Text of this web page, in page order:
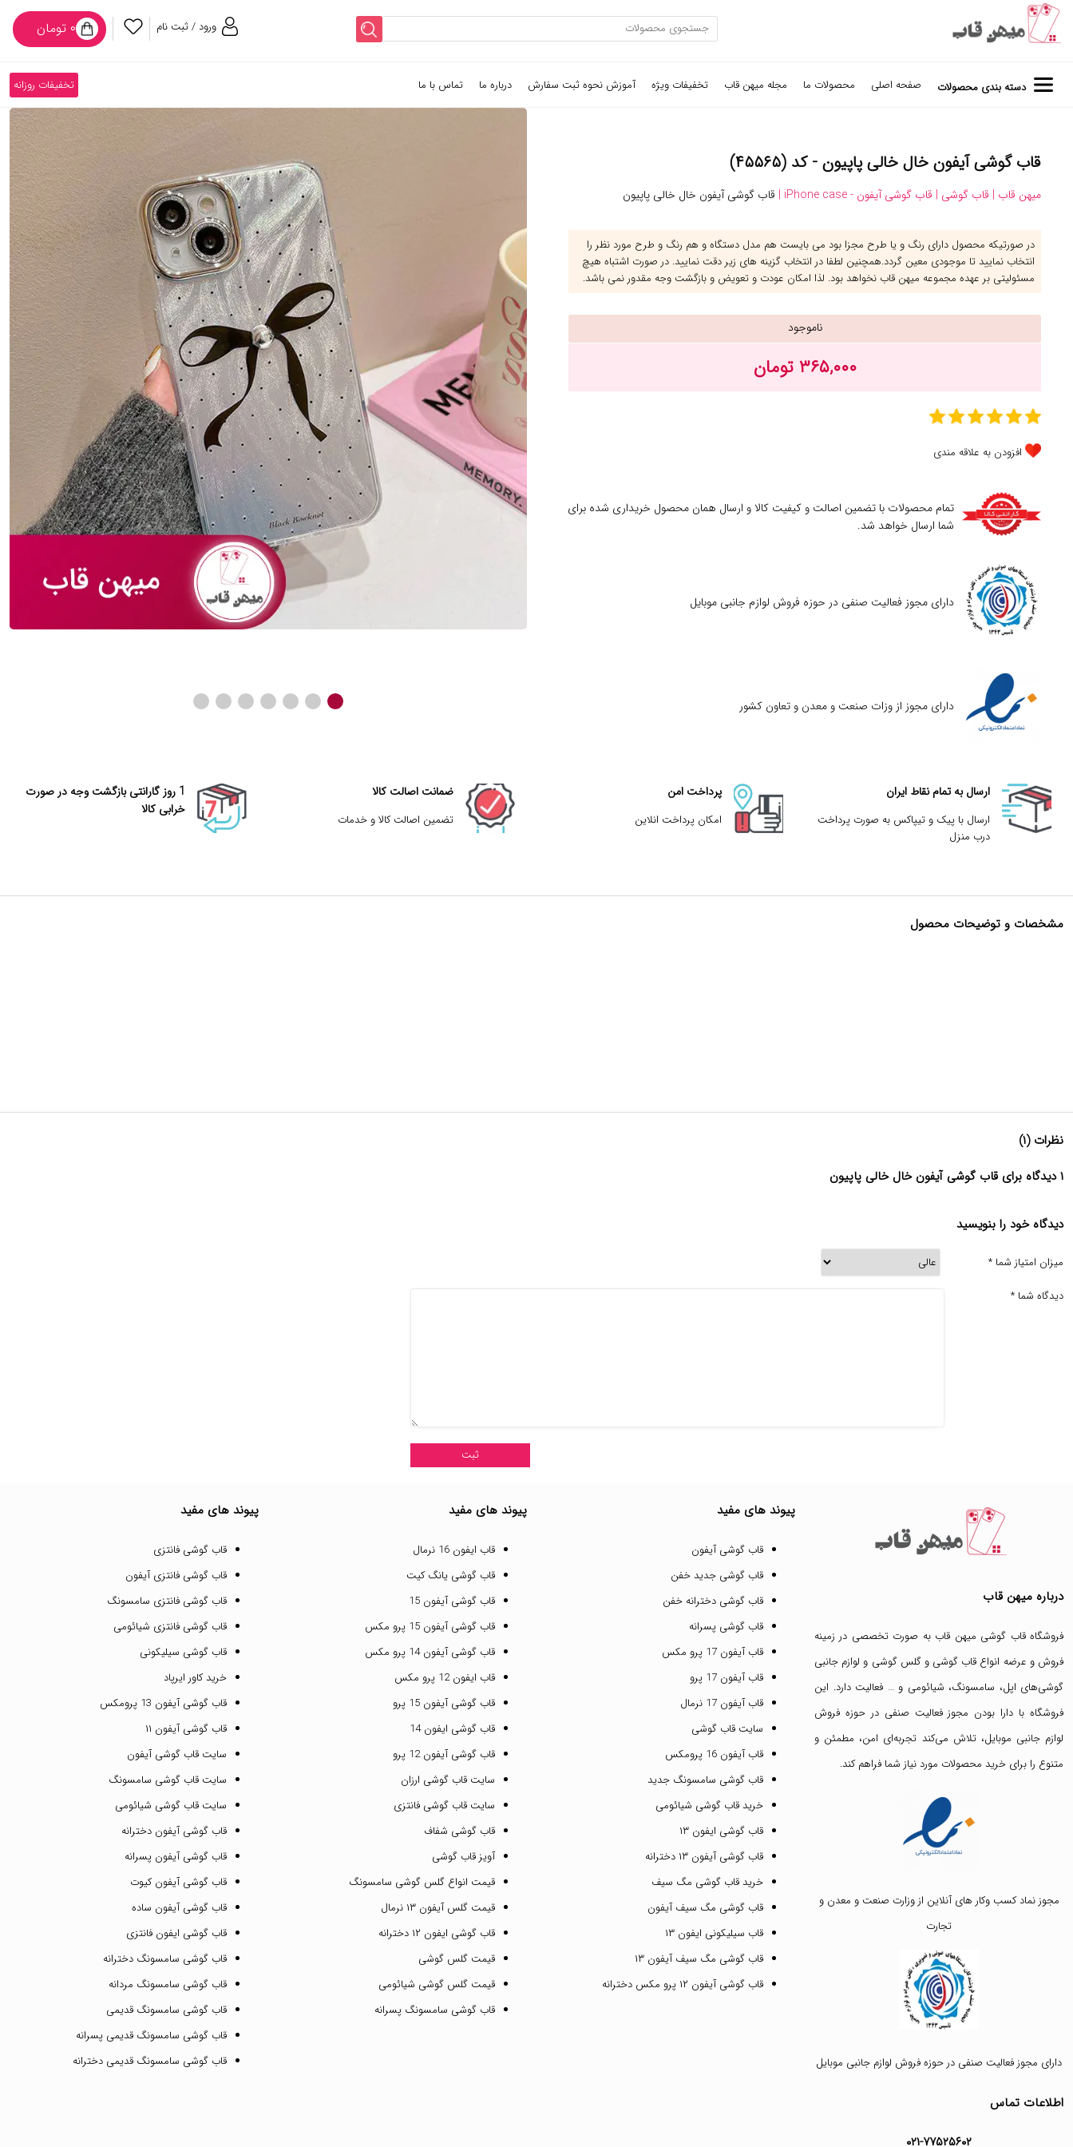
ورود / ثبت نام ۰ تومان
دسته بندی محصولات صفحه اصلی محصولات ما مجله میهن قاب تخفیفات ویژه آموزش نحوه ثبت سفارش درباره ما تماس با ما تخفیفات روزانه
قاب گوشی آیفون خال خالی پاپیون - کد (۴۵۵۶۵)
میهن قاب | قاب گوشی | قاب گوشی آیفون - iPhone case | قاب گوشی آیفون خال خالی پاپیون
در صورتیکه محصول دارای رنگ و یا طرح مجزا بود می بایست هم مدل دستگاه و هم رنگ و طرح مورد نظر را
انتخاب نمایید تا موجودی معین گردد.همچنین لطفا در انتخاب گزینه های زیر دقت نمایید. در صورت اشتباه هیچ
مسئولیتی بر عهده مجموعه میهن قاب نخواهد بود. لذا امکان عودت و تعویض و بازگشت وجه مقدور نمی باشد.
ناموجود
۳۶۵,۰۰۰ تومان
افزودن به علاقه مندی
تمام محصولات با تضمین اصالت و کیفیت کالا و ارسال همان محصول خریداری شده برای
شما ارسال خواهد شد.
دارای مجوز فعالیت صنفی در حوزه فروش لوازم جانبی موبایل
دارای مجوز از وزات صنعت و معدن و تعاون کشور
ارسال به تمام نقاط ایران
ارسال با پیک و تیپاکس به صورت پرداخت
درب منزل
پرداخت امن
امکان پرداخت انلاین
ضمانت اصالت کالا
تضمین اصالت کالا و خدمات
1 روز گارانتی بازگشت وجه در صورت
خرابی کالا
مشخصات و توضیحات محصول
نظرات (۱)
۱ دیدگاه برای قاب گوشی آیفون خال خالی پاپیون
دیدگاه خود را بنویسید
میزان امتیاز شما *
دیدگاه شما *
درباره میهن قاب
فروشگاه قاب گوشی میهن قاب به صورت تخصصی در زمینه
فروش و عرضه انواع قاب گوشی وگلس گوشی و لوازم جانبی
گوشی‌های اپل، سامسونگ، شیائومی و … فعالیت دارد. این
فروشگاه با دارا بودن مجوز فعالیت صنفی در حوزه فروش
لوازم جانبی موبایل، تلاش می‌کند تجربه‌ای امن، مطمئن و
متنوع را برای خرید محصولات مورد نیاز شما فراهم کند.
مجوز نماد کسب وکار های آنلاین از وزارت صنعت و معدن و
تجارت
دارای مجوز فعالیت صنفی در حوزه فروش لوازم جانبی موبایل
اطلاعات تماس
۰۲۱-۷۷۵۲۵۶۰۲
پیوند های مفید
قاب گوشی آیفون
قاب گوشی جدید خفن
قاب گوشی دخترانه خفن
قاب گوشی پسرانه
قاب آیفون 17 پرو مکس
قاب آیفون 17 پرو
قاب آیفون 17 نرمال
سایت قاب گوشی
قاب آیفون 16 پرومکس
قاب گوشی سامسونگ جدید
خرید قاب گوشی شیائومی
قاب گوشی ایفون ۱۳
قاب گوشی آیفون ۱۳ دخترانه
خرید قاب گوشی مگ سیف
قاب گوشی مگ سیف آیفون
قاب سیلیکونی ایفون ۱۳
قاب گوشی مگ سیف آیفون ۱۳
قاب گوشی آیفون ۱۲ پرو مکس دخترانه
پیوند های مفید
قاب ایفون 16 نرمال
قاب گوشی یانگ کیت
قاب گوشی آیفون 15
قاب گوشی آیفون 15 پرو مکس
قاب گوشی آیفون 14 پرو مکس
قاب ایفون 12 پرو مکس
قاب گوشی آیفون 15 پرو
قاب گوشی ایفون 14
قاب گوشی آیفون 12 پرو
سایت قاب گوشی ارزان
سایت قاب گوشی فانتزی
قاب گوشی شفاف
آویز قاب گوشی
قیمت انواع گلس گوشی سامسونگ
قیمت گلس آیفون ۱۳ نرمال
قاب گوشی ایفون ۱۲ دخترانه
قیمت گلس گوشی
قیمت گلس گوشی شیائومی
قاب گوشی سامسونگ پسرانه
پیوند های مفید
قاب گوشی فانتزی
قاب گوشی فانتزی آیفون
قاب گوشی فانتزی سامسونگ
قاب گوشی فانتزی شیائومی
قاب گوشی سیلیکونی
خرید کاور ایرپاد
قاب گوشی آیفون 13 پرومکس
قاب گوشی آیفون ۱۱
سایت قاب گوشی آیفون
سایت قاب گوشی سامسونگ
سایت قاب گوشی شیائومی
قاب گوشی آیفون دخترانه
قاب گوشی آیفون پسرانه
قاب گوشی آیفون کیوت
قاب گوشی آیفون ساده
قاب گوشی ایفون فانتزی
قاب گوشی سامسونگ دخترانه
قاب گوشی سامسونگ مردانه
قاب گوشی سامسونگ قدیمی
قاب گوشی سامسونگ قدیمی پسرانه
قاب گوشی سامسونگ قدیمی دخترانه